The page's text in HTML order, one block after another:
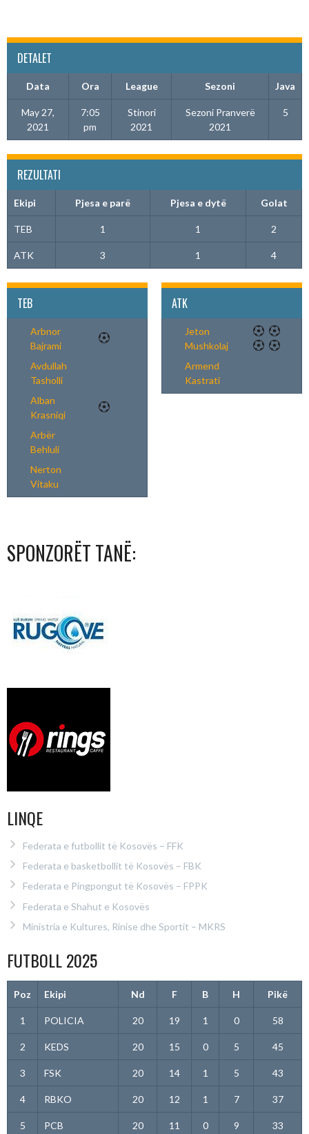
DETALET
Data Ora League Sezoni Java
May 27,
2021
7:05
pm
Stinori
2021
Sezoni Pranverë
2021
5
REZULTATI
Ekipi Pjesa e parë Pjesa e dytë Golat
TEB 1 1 2
ATK 3 1 4
TEB
Arbnor
Bajrami
Avdullah
Tasholli
Alban
Krasniqi
Arbër
Behluli
Nerton
Vitaku
ATK
Jeton
Mushkolaj
Armend
Kastrati
SPONZORËT TANË:
LINQE
Federata e futbollit të Kosovës – FFK
Federata e basketbollit të Kosovës – FBK
Federata e Pingpongut të Kosovës – FPPK
Federata e Shahut e Kosovës
Ministria e Kultures, Rinise dhe Sportit – MKRS
FUTBOLL 2025
Poz Ekipi Nd F B H Pikë
1 POLICIA 20 19 1 0 58
2 KEDS 20 15 0 5 45
3 FSK 20 14 1 5 43
4 RBKO 20 12 1 7 37
5 PCB 20 11 0 9 33